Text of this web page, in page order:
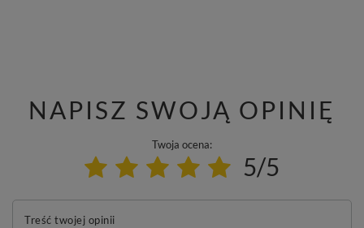
NAPISZ SWOJĄ OPINIĘ
Twoja ocena:
5/5
Treść twojej opinii